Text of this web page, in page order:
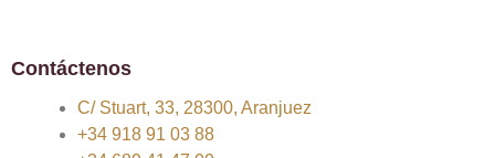
Contáctenos
C/ Stuart, 33, 28300, Aranjuez
+34 918 91 03 88